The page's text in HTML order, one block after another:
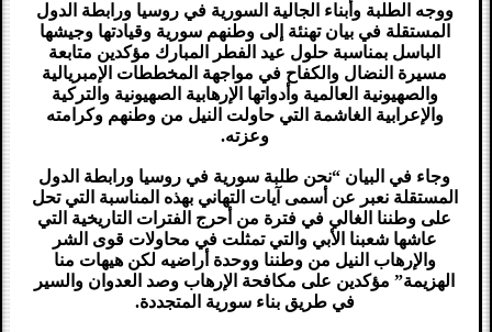
ووجه الطلبة وأبناء الجالية السورية في روسيا ورابطة الدول
المستقلة في بيان تهنئة إلى وطنهم سورية وقيادتها وجيشها
الباسل بمناسبة حلول عيد الفطر المبارك مؤكدين متابعة
مسيرة النضال والكفاح في مواجهة المخططات الإمبريالية
والصهيونية العالمية وأدواتها الإرهابية الصهيونية والتركية
والإعرابية الغاشمة التي حاولت النيل من وطنهم وكرامته
وعزته.
وجاء في البيان “نحن طلبة سورية في روسيا ورابطة الدول
المستقلة نعبر عن أسمى آيات التهاني بهذه المناسبة التي تحل
على وطننا الغالي في فترة من أحرج الفترات التاريخية التي
عاشها شعبنا الأبي والتي تمثلت في محاولات قوى الشر
والإرهاب النيل من وطننا ووحدة أراضيه لكن هيهات منا
الهزيمة” مؤكدين على مكافحة الإرهاب وصد العدوان والسير
في طريق بناء سورية المتجددة.